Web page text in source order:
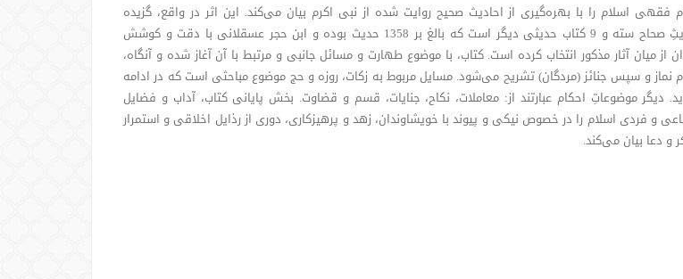
فقهی اسلام را با بهره‌گیری از احادیث صحیح روایت شده از نبی اکرم بیان می‌کند. این اثر در واقع، گزیده
احادیثِ صحاح سته و 9 کتاب حدیثی دیگر است که بالغ بر 1358 حدیث بوده و ابن حجر عسقلانی با دقت و کوشش
از میان آثار مذکور انتخاب کرده است. کتاب، با موضوع طهارت و مسائل جانبی و مرتبط با آن آغاز شده و آنگاه،
نماز و سپس جنائز (مردگان) تشریح می‌شود. مسایل مربوط به زکات، روزه و حج موضوع مباحثی است که در ادامه
دیگر موضوعاتِ احکام عبارتند از: معاملات، نکاح، جنایات، قسم و قضاوت. بخش پایانی کتاب، آداب و فضایل
و فردی اسلام را در خصوص نیکی و پیوند با خویشاوندان، زهد و پرهیزکاری، دوری از رذایل اخلاقی و استمرار
و دعا بیان می‌کند.